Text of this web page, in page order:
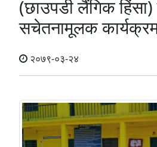
(छाउपडी लैंगिक हिंसा)
सचेतनामूलक
२०७९-०३-२४